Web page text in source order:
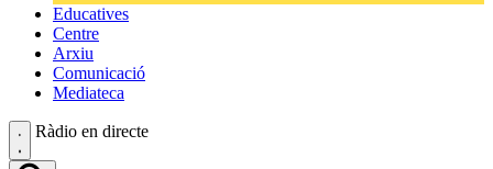
Educatives
Centre
Arxiu
Comunicació
Mediateca
Ràdio en directe